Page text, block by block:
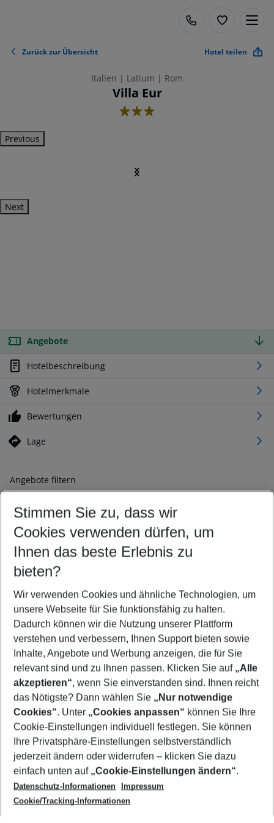
Zurück zur Übersicht Hotel teilen
Italien | Latium | Rom
Villa Eur
3
Previous
Next
Angebote
Hotelbeschreibung
Hotelmerkmale
Bewertungen
Lage
Angebote filtern
Ändern Sie Ihre Kriterien nach Ihren Wünschen
Abflughafen wählen
Beliebiger Abflughafen
Reisezeitraum wählen
08.08.26– 06.08.27 5-8 Nächte
2 Erwachsene Keine Kinder
Mehr Filter anzeigen
Footer
Footer navigation
Über uns
AGB
Cookie-Einstellungen ändern
Cookie-Richtlinie
Datenschutz
Service & Hilfe
Barrierefreies Reisen
Check-in
Folgen Sie uns
Stimmen Sie zu, dass wir
Cookies verwenden dürfen, um
Ihnen das beste Erlebnis zu
bieten?
Wir verwenden Cookies und ähnliche Technologien, um
unsere Webseite für Sie funktionsfähig zu halten.
Dadurch können wir die Nutzung unserer Plattform
verstehen und verbessern, Ihnen Support bieten sowie
Inhalte, Angebote und Werbung anzeigen, die für Sie
relevant sind und zu Ihnen passen. Klicken Sie auf „Alle
akzeptieren“, wenn Sie einverstanden sind. Ihnen reicht
das Nötigste? Dann wählen Sie „Nur notwendige
Cookies“. Unter „Cookies anpassen“ können Sie Ihre
Cookie-Einstellungen individuell festlegen. Sie können
Ihre Privatsphäre-Einstellungen selbstverständlich
jederzeit ändern oder widerrufen – klicken Sie dazu
einfach unten auf „Cookie-Einstellungen ändern“.
Datenschutz-Informationen
Impressum
Cookie/Tracking-Informationen